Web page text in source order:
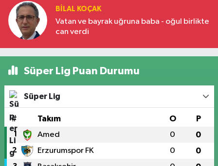
BILAL KOÇAK
Vatan ve bayrak uğruna baba - oğul birlikte
can verdi
Süper Lig Puan Durumu
Süper Lig
# Takım O P
1 Amed 0 0
2 Erzurumspor FK 0 0